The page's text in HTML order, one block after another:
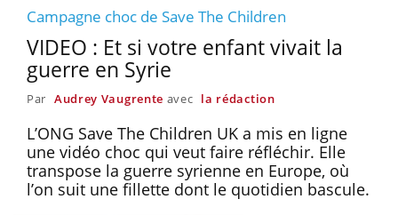
Campagne choc de Save The Children
VIDEO : Et si votre enfant vivait la
guerre en Syrie
Par Audrey Vaugrente avec la rédaction
L’ONG Save The Children UK a mis en ligne
une vidéo choc qui veut faire réfléchir. Elle
transpose la guerre syrienne en Europe, où
l’on suit une fillette dont le quotidien bascule.